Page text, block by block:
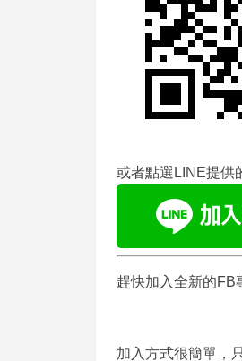
或者點選LINE提供
趕快加入全新的FB
加入方式很簡單，